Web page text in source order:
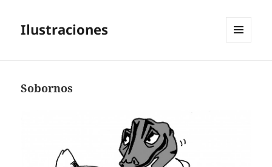
Ilustraciones
Sobornos